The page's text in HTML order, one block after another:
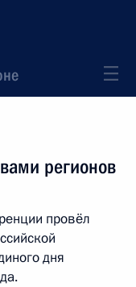
регионов
провёл
дня